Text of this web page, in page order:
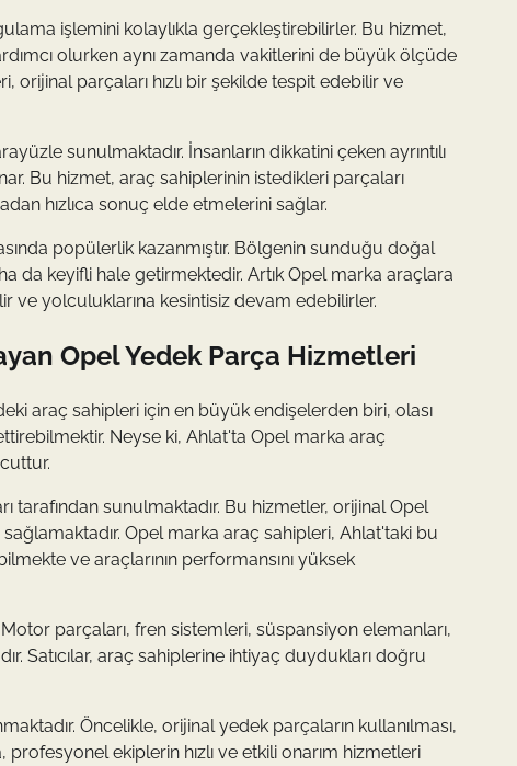
işlemini kolaylıkla gerçekleştirebilirler. Bu hizmet,
olurken aynı zamanda vakitlerini de büyük ölçüde
parçaları hızlı bir şekilde tespit edebilir ve
sunulmaktadır. İnsanların dikkatini çeken ayrıntılı
Bu hizmet, araç sahiplerinin istedikleri parçaları
hızlıca sonuç elde etmelerini sağlar.
popülerlik kazanmıştır. Bölgenin sunduğu doğal
da keyifli hale getirmektedir. Artık Opel marka araçlara
ve yolculuklarına kesintisiz devam edebilirler.
Opel Yedek Parça Hizmetleri
araç sahipleri için en büyük endişelerden biri, olası
Neyse ki, Ahlat'ta Opel marka araç
tarafından sunulmaktadır. Bu hizmetler, orijinal Opel
Opel marka araç sahipleri, Ahlat'taki bu
ve araçlarının performansını yüksek
parçaları, fren sistemleri, süspansiyon elemanları,
Satıcılar, araç sahiplerine ihtiyaç duydukları doğru
Öncelikle, orijinal yedek parçaların kullanılması,
profesyonel ekiplerin hızlı ve etkili onarım hizmetleri